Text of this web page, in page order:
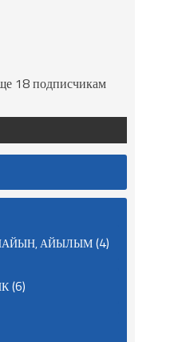
18 подписчикам
АЙЫЛЫМ(4)
(6)